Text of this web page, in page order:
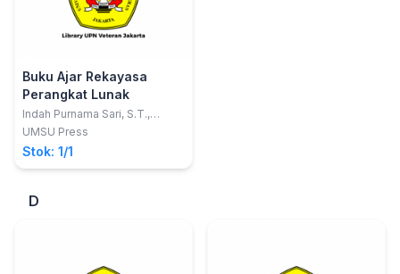
Buku Ajar Rekayasa
Perangkat Lunak
Indah Purnama Sari, S.T.,
M.Kom.
UMSU Press
Stok: 1/1
D